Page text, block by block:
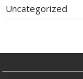
Uncategorized